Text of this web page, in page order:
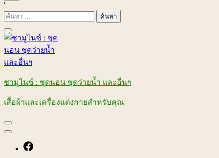
'
ค้นหา
สำหรับ:
ชามูไนซ์ : ชุดนอน ชุดว่ายน้ำ และอื่นๆ
เสื้อผ้าและเครื่องแต่งกายสำหรับคุณ